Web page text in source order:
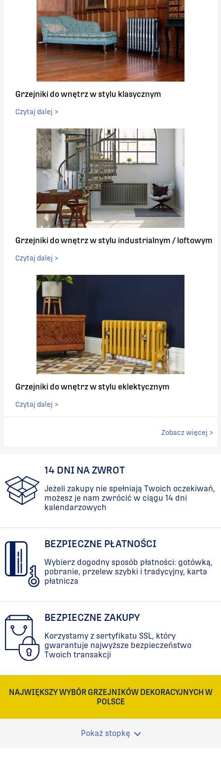
Grzejniki do wnętrz w stylu klasycznym
Czytaj dalej >
Grzejniki do wnętrz w stylu industrialnym / loftowym
Czytaj dalej >
Grzejniki do wnętrz w stylu eklektycznym
Czytaj dalej >
Zobacz więcej >
14 DNI NA ZWROT
Jeżeli zakupy nie spełniają Twoich oczekiwań,
możesz je nam zwrócić w ciągu 14 dni
kalendarzowych
BEZPIECZNE PŁATNOŚCI
Wybierz dogodny sposób płatności: gotówką,
pobranie, przelew szybki i tradycyjny, karta
płatnicza
BEZPIECZNE ZAKUPY
Korzystamy z sertyfikatu SSL, który
gwarantuje najwyższe bezpieczeństwo
Twoich transakcji
NAJWIĘKSZY WYBÓR GRZEJNIKÓW DEKORACYJNYCH W
POLSCE
Pokaż stopkę